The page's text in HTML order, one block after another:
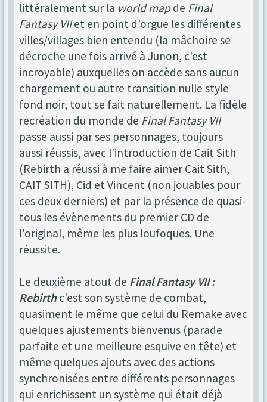
littéralement sur la world mapde Final
Fantasy VIIet en point d'orgue les différentes
villes/villages bien entendu (la mâchoire se
décroche une fois arrivé à Junon, c'est
incroyable) auxquelles on accède sans aucun
chargement ou autre transition nulle style
fond noir, tout se fait naturellement. La fidèle
recréation du monde de Final Fantasy VII
passe aussi par ses personnages, toujours
aussi réussis, avec l'introduction de Cait Sith
(Rebirth a réussi à me faire aimer Cait Sith,
CAIT SITH), Cid et Vincent (non jouables pour
ces deux derniers) et par la présence de quasi-
tous les évènements du premier CD de
l'original, même les plus loufoques. Une
réussite.
Le deuxième atout de Final Fantasy VII :
Rebirthc'est son système de combat,
quasiment le même que celui du Remake avec
quelques ajustements bienvenus (parade
parfaite et une meilleure esquive en tête) et
même quelques ajouts avec des actions
synchronisées entre différents personnages
qui enrichissent un système qui était déjà